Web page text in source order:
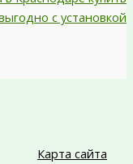
с установкой
Карта сайта